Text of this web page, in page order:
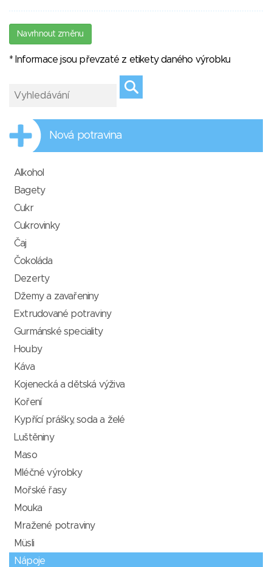
Navrhnout změnu
* Informace jsou převzaté z etikety daného výrobku
Nová potravina
Alkohol
Bagety
Cukr
Cukrovinky
Čaj
Čokoláda
Dezerty
Džemy a zavařeniny
Extrudované potraviny
Gurmánské speciality
Houby
Káva
Kojenecká a dětská výživa
Koření
Kypřící prášky, soda a želé
Luštěniny
Maso
Mléčné výrobky
Mořské řasy
Mouka
Mražené potraviny
Müsli
Nápoje